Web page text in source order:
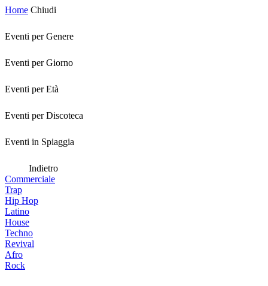
Home Chiudi
Eventi per Genere
Eventi per Giorno
Eventi per Età
Eventi per Discoteca
Eventi in Spiaggia
Indietro
Commerciale
Trap
Hip Hop
Latino
House
Techno
Revival
Afro
Rock